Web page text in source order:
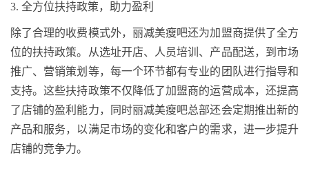
3. 全方位扶持政策，助力盈利
除了合理的收费模式外，丽减美瘦吧还为加盟商提供了全方
位的扶持政策。从选址开店、人员培训、产品配送，到市场
推广、营销策划等，每一个环节都有专业的团队进行指导和
支持。这些扶持政策不仅降低了加盟商的运营成本，还提高
了店铺的盈利能力，同时丽减美瘦吧总部还会定期推出新的
产品和服务，以满足市场的变化和客户的需求，进一步提升
店铺的竞争力。